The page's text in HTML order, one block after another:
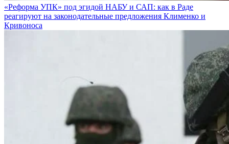
«Реформа УПК» под эгидой НАБУ и САП: как в Раде
реагируют на законодательные предложения Клименко и
Кривоноса